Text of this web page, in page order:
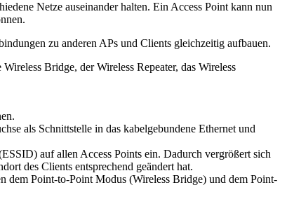
Netze auseinander halten. Ein Access Point kann nun
zu anderen APs und Clients gleichzeitig aufbauen.
Bridge, der Wireless Repeater, das Wireless
als Schnittstelle in das kabelgebundene Ethernet und
auf allen Access Points ein. Dadurch vergrößert sich
des Clients entsprechend geändert hat.
dem Point-to-Point Modus (Wireless Bridge) und dem Point-